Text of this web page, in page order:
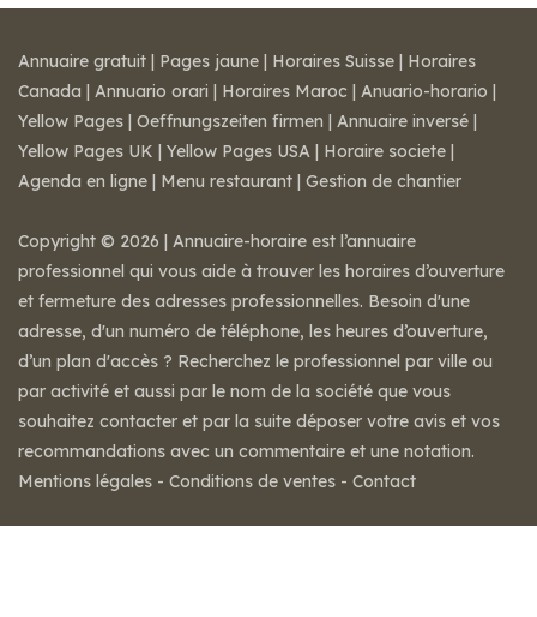
Annuaire gratuit | Pages jaune | Horaires Suisse | Horaires
Canada | Annuario orari | Horaires Maroc | Anuario-horario |
Yellow Pages | Oeffnungszeiten firmen | Annuaire inversé |
Yellow Pages UK | Yellow Pages USA | Horaire societe |
Agenda en ligne | Menu restaurant | Gestion de chantier
Copyright © 2026 | Annuaire-horaire est l’annuaire
professionnel qui vous aide à trouver les horaires d’ouverture
et fermeture des adresses professionnelles. Besoin d'une
adresse, d'un numéro de téléphone, les heures d’ouverture,
d’un plan d'accès ? Recherchez le professionnel par ville ou
par activité et aussi par le nom de la société que vous
souhaitez contacter et par la suite déposer votre avis et vos
recommandations avec un commentaire et une notation.
Mentions légales - Conditions de ventes - Contact